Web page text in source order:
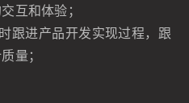
互和体验；
跟进产品开发实现过程，跟
量；